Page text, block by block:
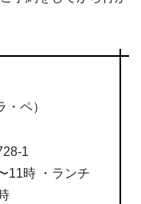
・ペ）
1
11時 ・ランチ